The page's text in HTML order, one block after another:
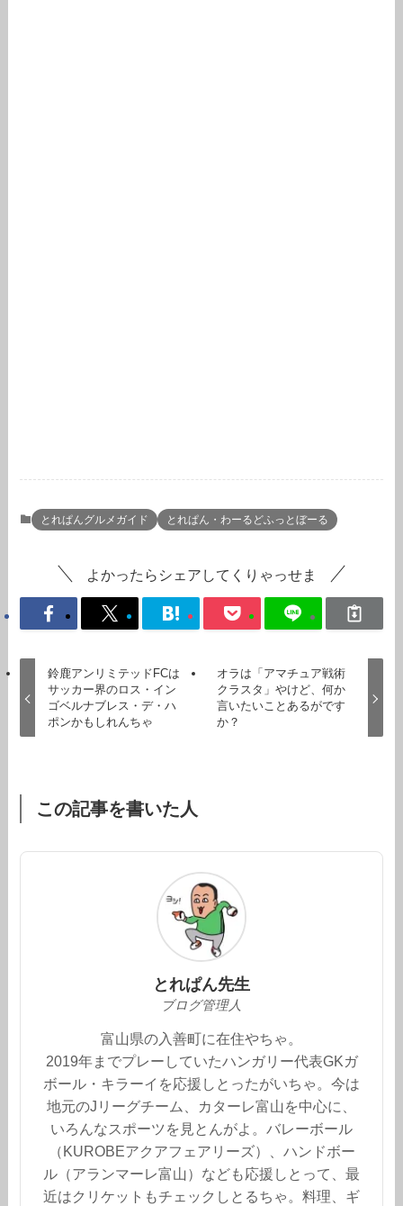
とれぱんグルメガイド とれぱん・わーるどふっとぼーる
よかったらシェアしてくりゃっせま
鈴鹿アンリミテッドFCは
サッカー界のロス・イン
ゴベルナブレス・デ・ハ
ポンかもしれんちゃ
オラは「アマチュア戦術
クラスタ」やけど、何か
言いたいことあるがです
か？
この記事を書いた人
とれぱん先生
ブログ管理人
富山県の入善町に在住やちゃ。
2019年までプレーしていたハンガリー代表GKガ
ボール・キラーイを応援しとったがいちゃ。今は
地元のJリーグチーム、カターレ富山を中心に、
いろんなスポーツを見とんがよ。バレーボール
（KUROBEアクアフェアリーズ）、ハンドボー
ル（アランマーレ富山）なども応援しとって、最
近はクリケットもチェックしとるちゃ。料理、ギ